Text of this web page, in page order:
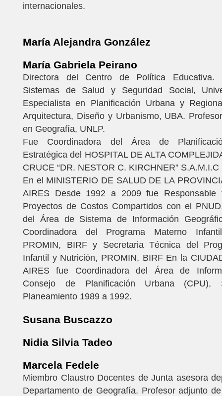
internacionales.
María Alejandra González
María Gabriela Peirano
Directora del Centro de Política Educativa.
Sistemas de Salud y Seguridad Social,
Especialista en Planificación Urbana y
Arquitectura, Diseño y Urbanismo, UBA.
en Geografía, UNLP.
Fue Coordinadora del Área de
Estratégica del HOSPITAL DE ALTA
CRUCE “DR. NESTOR C. KIRCHNER”
En el MINISTERIO DE SALUD DE LA
AIRES Desde 1992 a 2009 fue Responsable
Proyectos de Costos Compartidos con el
del Área de Sistema de Información
Coordinadora del Programa Materno
PROMIN, BIRF y Secretaria Técnica del
Infantil y Nutrición, PROMIN, BIRF En la
AIRES fue Coordinadora del Área de
Consejo de Planificación Urbana (CPU),
Planeamiento 1989 a 1992.
Susana Buscazzo
Nidia Silvia Tadeo
Marcela Fedele
Miembro Claustro Docentes de Junta asesora
Departamento de Geografía. Profesor adjunto